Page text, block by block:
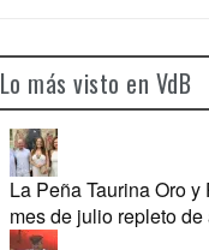
Lo más visto en VdB
La Peña Taurina Oro y
mes de julio repleto